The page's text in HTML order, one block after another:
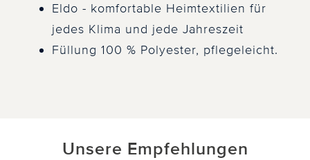
Eldo - komfortable Heimtextilien für
jedes Klima und jede Jahreszeit
Füllung 100 % Polyester, pflegeleicht.
Unsere Empfehlungen